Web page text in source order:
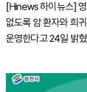
[Hinews 하이뉴스]
없도록 암 환자와 희
운영한다고 24일 밝